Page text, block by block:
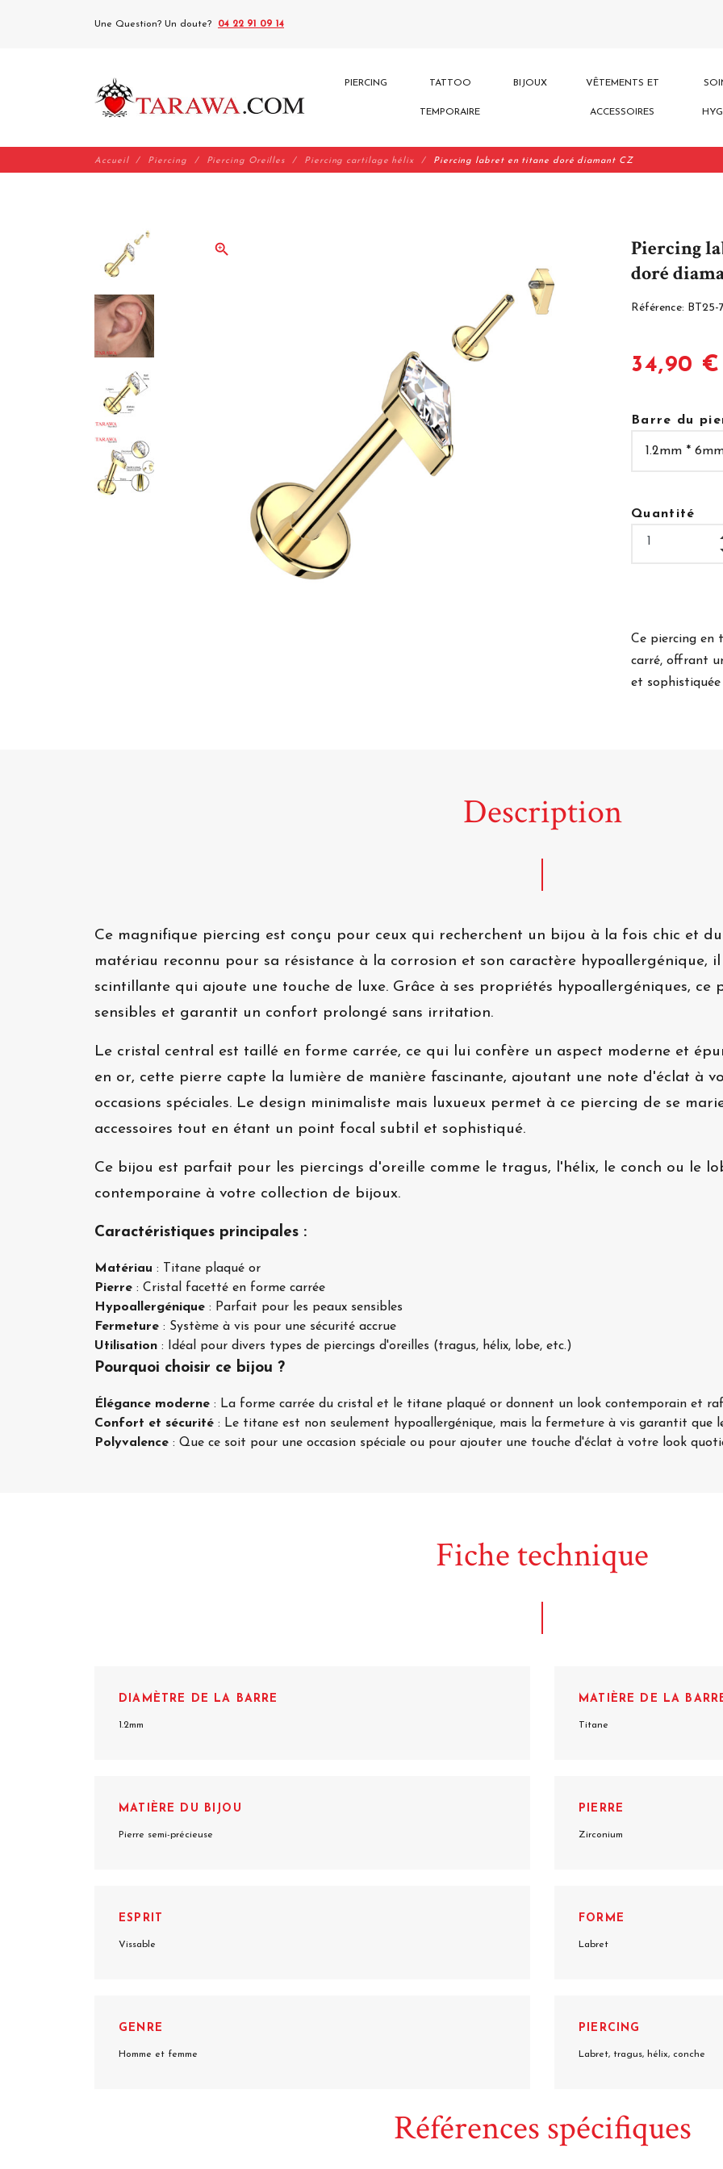
Une Question? Un doute? 04 22 91 09 14
PIERCING TATTOO
TEMPORAIRE
BIJOUX VÊTEMENTS ET
ACCESSOIRES
Accueil Piercing Piercing Oreilles Piercing cartilage hélix Piercing labret en titane doré diamant CZ
zoom_in
Piercing
doré
Référence: BT25-
34,90 €
Barre du
Quantité
Ce piercing en
carré, offrant
et
Description
Ce magnifique piercing est conçu pour ceux qui recherchent un bijou à la fois chic et
matériau reconnu pour sa résistance à la corrosion et son caractère hypoallergénique,
scintillante qui ajoute une touche de luxe. Grâce à ses propriétés hypoallergéniques, ce
sensibles et garantit un confort prolongé sans irritation.
Le cristal central est taillé en forme carrée, ce qui lui confère un aspect moderne et
en or, cette pierre capte la lumière de manière fascinante, ajoutant une note d'éclat à
occasions spéciales. Le design minimaliste mais luxueux permet à ce piercing de se
accessoires tout en étant un point focal subtil et sophistiqué.
Ce bijou est parfait pour les piercings d'oreille comme le tragus, l'hélix, le conch ou le
contemporaine à votre collection de bijoux.
Caractéristiques principales :
Matériau : Titane plaqué or
Pierre : Cristal facetté en forme carrée
Hypoallergénique : Parfait pour les peaux sensibles
Fermeture : Système à vis pour une sécurité accrue
Utilisation : Idéal pour divers types de piercings d'oreilles (tragus, hélix, lobe, etc.)
Pourquoi choisir ce bijou ?
Élégance moderne : La forme carrée du cristal et le titane plaqué or donnent un look contemporain et
Confort et sécurité : Le titane est non seulement hypoallergénique, mais la fermeture à vis garantit que
Polyvalence : Que ce soit pour une occasion spéciale ou pour ajouter une touche d'éclat à votre look
Fiche technique
DIAMÈTRE DE LA BARRE
1.2mm
MATIÈRE DE LA
Titane
MATIÈRE DU BIJOU
Pierre semi-précieuse
PIERRE
Zirconium
ESPRIT
Vissable
FORME
Labret
GENRE
Homme et femme
PIERCING
Labret, tragus, hélix, conche
Références spécifiques